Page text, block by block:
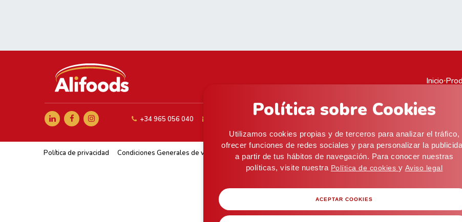
Política sobre Cookies
Utilizamos cookies propias y de terceros para analizar el tráfico,
ofrecer funciones de redes sociales y para personalizar la
a partir de tus hábitos de navegación. Para conocer nuestras
políticas, visite nuestra Política de cookies y Aviso legal
ACEPTAR COOKIES
Inicio·
+34 965 056 040 C/ Artes Graficas, 5, 03008 Alicante (ESPAÑA) ·
Política de privacidad Condiciones Generales de venta Aviso legal Cookies